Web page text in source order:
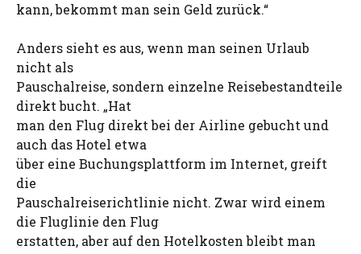
kann, bekommt man sein Geld zurück.“
Anders sieht es aus, wenn man seinen Urlaub
nicht als
Pauschalreise, sondern einzelne Reisebestandteile
direkt bucht. „Hat
man den Flug direkt bei der Airline gebucht und
auch das Hotel etwa
über eine Buchungsplattform im Internet, greift
die
Pauschalreiserichtlinie nicht. Zwar wird einem
die Fluglinie den Flug
erstatten, aber auf den Hotelkosten bleibt man